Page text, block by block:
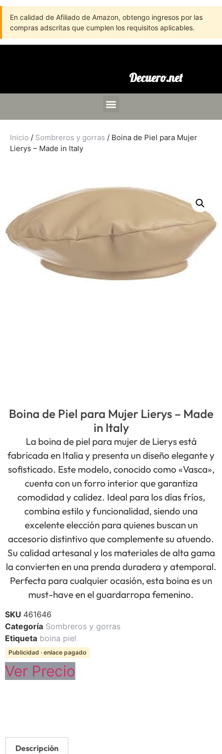
En calidad de Afiliado de Amazon, obtengo ingresos por las
compras adscritas que cumplen los requisitos aplicables.
Decuero.net
Inicio / Sombreros y gorras / Boina de Piel para Mujer
Lierys – Made in Italy
Boina de Piel para Mujer Lierys – Made
in Italy
La boina de piel para mujer de Lierys está
fabricada en Italia y presenta un diseño elegante y
sofisticado. Este modelo, conocido como «Vasca»,
cuenta con un forro interior que garantiza
comodidad y calidez. Ideal para los días fríos,
combina estilo y funcionalidad, siendo una
excelente elección para quienes buscan un
accesorio distintivo que complemente su atuendo.
Su calidad artesanal y los materiales de alta gama
la convierten en una prenda duradera y atemporal.
Perfecta para cualquier ocasión, esta boina es un
must-have en el guardarropa femenino.
SKU 461646
Categoría Sombreros y gorras
Etiqueta boina piel
Publicidad · enlace pagado
Ver Precio
Descripción